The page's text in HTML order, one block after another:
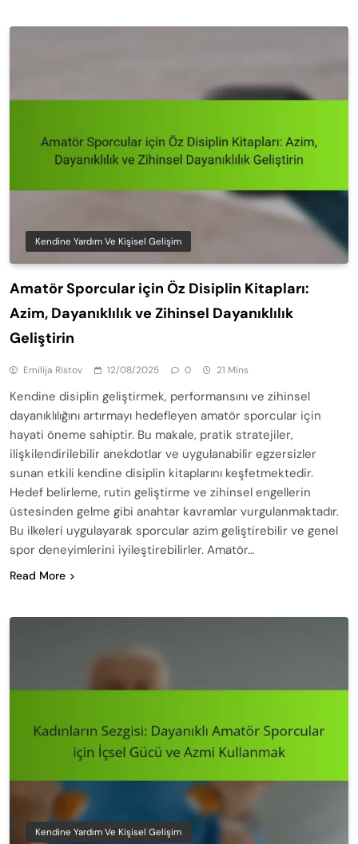
Kendine Yardım Ve Kişisel Gelişim
Amatör Sporcular için Öz Disiplin Kitapları:
Azim, Dayanıklılık ve Zihinsel Dayanıklılık
Geliştirin
Emilija Ristov 12/08/2025 0 21 Mins
Kendine disiplin geliştirmek, performansını ve zihinsel
dayanıklılığını artırmayı hedefleyen amatör sporcular için
hayati öneme sahiptir. Bu makale, pratik stratejiler,
ilişkilendirilebilir anekdotlar ve uygulanabilir egzersizler
sunan etkili kendine disiplin kitaplarını keşfetmektedir.
Hedef belirleme, rutin geliştirme ve zihinsel engellerin
üstesinden gelme gibi anahtar kavramlar vurgulanmaktadır.
Bu ilkeleri uygulayarak sporcular azim geliştirebilir ve genel
spor deneyimlerini iyileştirebilirler. Amatör…
Read More
Kendine Yardım Ve Kişisel Gelişim